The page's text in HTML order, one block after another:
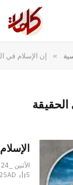
» إن الإسلام في
5